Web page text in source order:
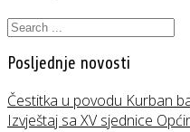
Posljednje novosti
Čestitka u povodu Kurban
Izvještaj sa XV sjednice